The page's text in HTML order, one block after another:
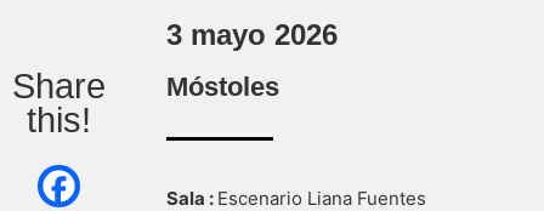
Share
this!
3 mayo 2026
Móstoles
Sala : Escenario Liana Fuentes